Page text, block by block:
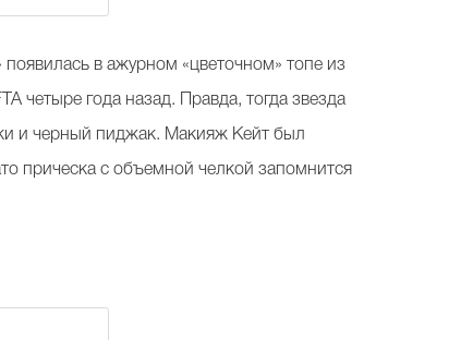
в ажурном «цветочном» топе из
четыре года назад. Правда, тогда звезда
и черный пиджак. Макияж Кейт был
прическа с объемной челкой запомнится